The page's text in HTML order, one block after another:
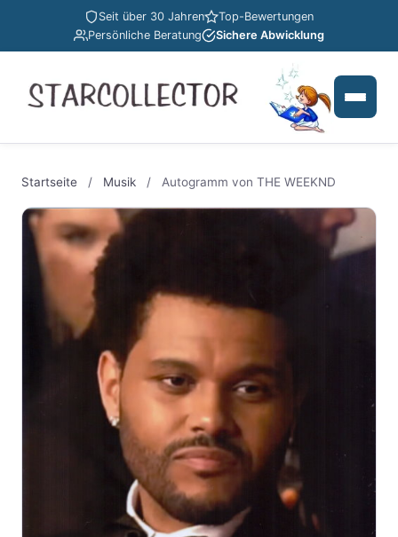
Seit über 30 Jahren
Top-Bewertungen
Persönliche Beratung
Sichere Abwicklung
Startseite / Musik / Autogramm von THE WEEKND